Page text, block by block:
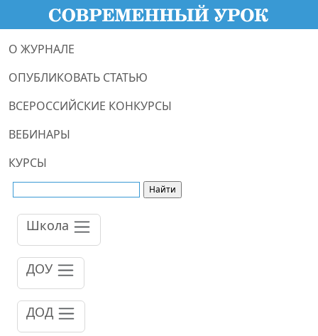
О ЖУРНАЛЕ
ОПУБЛИКОВАТЬ СТАТЬЮ
ВСЕРОССИЙСКИЕ КОНКУРСЫ
ВЕБИНАРЫ
КУРСЫ
Школа
ДОУ
ДОД